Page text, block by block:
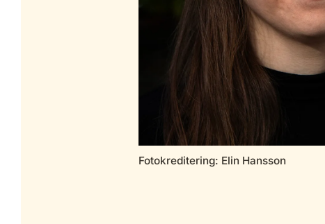
Fotokreditering: Elin Hansson